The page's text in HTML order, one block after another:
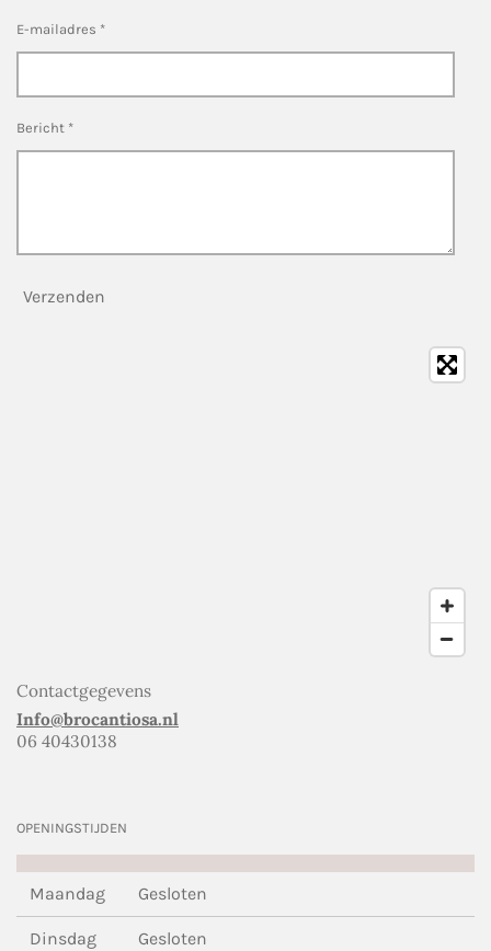
E-mailadres *
Bericht *
Verzenden
Contactgegevens
Info@brocantiosa.nl
06 40430138
OPENINGSTIJDEN
Maandag Gesloten
Dinsdag Gesloten